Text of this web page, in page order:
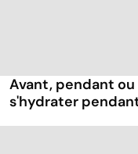
Avant, pendant
s'hydrater